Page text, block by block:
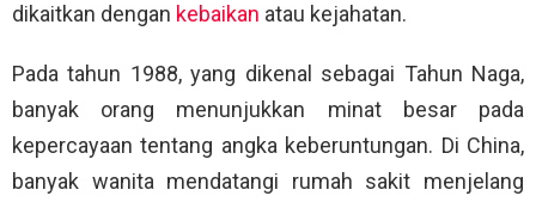
dikaitkan dengan kebaikan atau kejahatan.
Pada tahun 1988, yang dikenal sebagai Tahun Naga,
banyak orang menunjukkan minat besar pada
kepercayaan tentang angka keberuntungan. Di China,
banyak wanita mendatangi rumah sakit menjelang